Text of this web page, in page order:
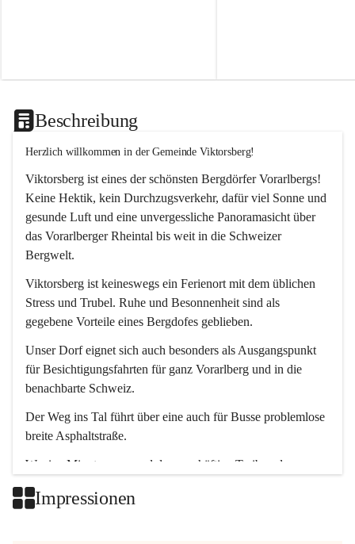
Beschreibung
Herzlich willkommen in der Gemeinde Viktorsberg!
Viktorsberg ist eines der schönsten Bergdörfer Vorarlbergs!
Keine Hektik, kein Durchzugsverkehr, dafür viel Sonne und
gesunde Luft und eine unvergessliche Panoramasicht über
das Vorarlberger Rheintal bis weit in die Schweizer
Bergwelt.
Viktorsberg ist keineswegs ein Ferienort mit dem üblichen
Stress und Trubel. Ruhe und Besonnenheit sind als
gegebene Vorteile eines Bergdofes geblieben.
Unser Dorf eignet sich auch besonders als Ausgangspunkt
für Besichtigungsfahrten für ganz Vorarlberg und in die
benachbarte Schweiz.
Der Weg ins Tal führt über eine auch für Busse problemlose
breite Asphaltstraße.
Wenige Minuten nur, und das geschäftige Treiben der
Impressionen